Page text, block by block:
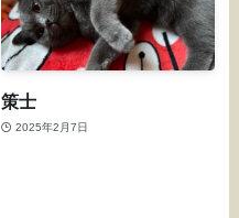
策士
2025年2月7日